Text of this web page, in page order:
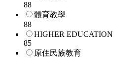
88
體育教學
88
HIGHER EDUCATION
85
原住民族教育